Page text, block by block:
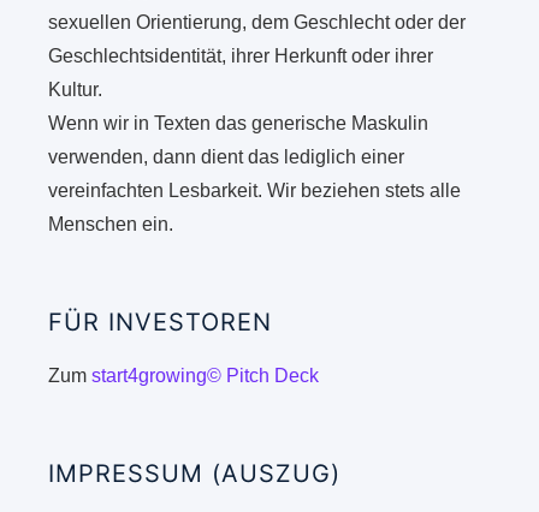
sexuellen Orientierung, dem Geschlecht oder der
Geschlechtsidentität, ihrer Herkunft oder ihrer
Kultur.
Wenn wir in Texten das generische Maskulin
verwenden, dann dient das lediglich einer
vereinfachten Lesbarkeit. Wir beziehen stets alle
Menschen ein.
FÜR INVESTOREN
Zumstart4growing© Pitch Deck
IMPRESSUM (AUSZUG)